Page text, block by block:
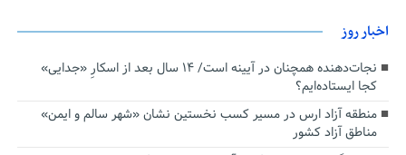
اخبار روز
نجات‌دهنده‌ همچنان در آیینه است/ ۱۴ سال بعد از اسکارِ «جدایی»
کجا ایستاده‌ایم؟
منطقه آزاد ارس در مسیر کسب نخستین نشان «شهر سالم و ایمن»
مناطق آزاد کشور